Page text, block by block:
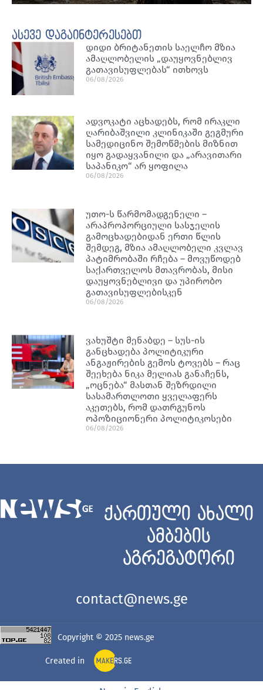
ასევე დაგაინტერესებთ
დიდი ბრიტანეთის საელჩო მზია
ამაღლობელის „დაუყოვნებლივ
გათავისუფლებას“ ითხოვს
06/08/2026
ადვოკატი აცხადებს, რომ ირაკლი
ღარიბაშვილი კლინიკაში გეგმური
სამედიცინო შემოწმების მიზნით
იყო გადაყვანილი და „არავითარი
საპანიკო“ არ ყოფილა
06/08/2026
უთო-ს წარმომადგენელი –
არაპროპორციული სასჯელის
გამოცხადებიდან ერთი წლის
შემდეგ, მზია ამაღლობელი კვლავ
პატიმრობაში რჩება – მოვუწოდებ
საქართველოს მთავრობას, მისი
დაუყოვნებლივი და უპირობო
გათავისუფლებისკენ
06/08/2026
ვახუშტი მენაბდე – სუს-ის
განცხადება პოლიტიკური
ანგაჟირების გემოს ტოვებს – რაც
შეეხება ნიკა მელიას განაჩენს,
„ოცნება“ მასთან შეზრდილი
სასამართლოთი ყველაფერს
აკეთებს, რომ დათრგუნოს
ოპოზიციონერი პოლიტიკოსები
06/08/2026
ქართული ახალი
ამბების
აგრეგატორი
contact@news.ge
Copyright © 2025 news.ge
Created in